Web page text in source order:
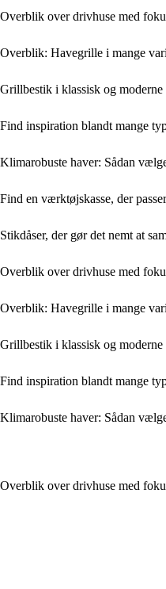
Overblik over drivhuse med
Overblik: Havegrille i mange
Grillbestik i klassisk og
Find inspiration blandt mange
Klimarobuste haver: Sådan
Find en værktøjskasse, der
Stikdåser, der gør det nemt at
Overblik over drivhuse med
Overblik: Havegrille i mange
Grillbestik i klassisk og
Find inspiration blandt mange
Klimarobuste haver: Sådan
Overblik over drivhuse med